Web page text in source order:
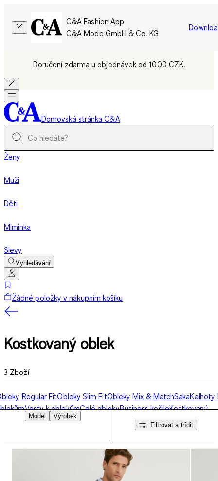
C&A Fashion App
C&A Mode GmbH & Co. KG
Doručení zdarma u objednávek od 1000 CZK.
Domovská stránka C&A
Ženy
Muži
Děti
Miminka
Slevy
Vyhledávání
Žádné položky v nákupním košíku
Kostkovaný oblek
3 Zboží
Regular FitObleky Slim FitObleky Mix & MatchSakaKalhoty
Vesty k oblekůmCelé oblekyBusiness košileKostkovaný
Model
Výrobek
Filtrovat a třídit